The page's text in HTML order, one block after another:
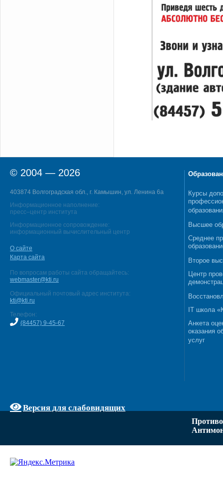
© 2004 — 2026
403874 Волгоградская обл., г. Камышин, ул. Ленина 6а
Информационное наполнение:
пресс–центр института
Информационное сопровождение:
информационный вычислительный центр
О сайте
Карта сайта
По вопросам работы сайта обращайтесь:
webmaster@kti.ru
Официальный почтовый адрес института:
kti@kti.ru
Телефон:
(84457) 9-45-67
Версия для слабовидящих
Курсы
Высшее
Среднее
Второе
Центр
IT школа
Анкета
оказания
услуг